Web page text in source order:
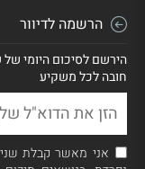
הרשמה לדיוור
הירשם לסיכום היומי של
חובה לכל משקיע
אני מאשר קבלת